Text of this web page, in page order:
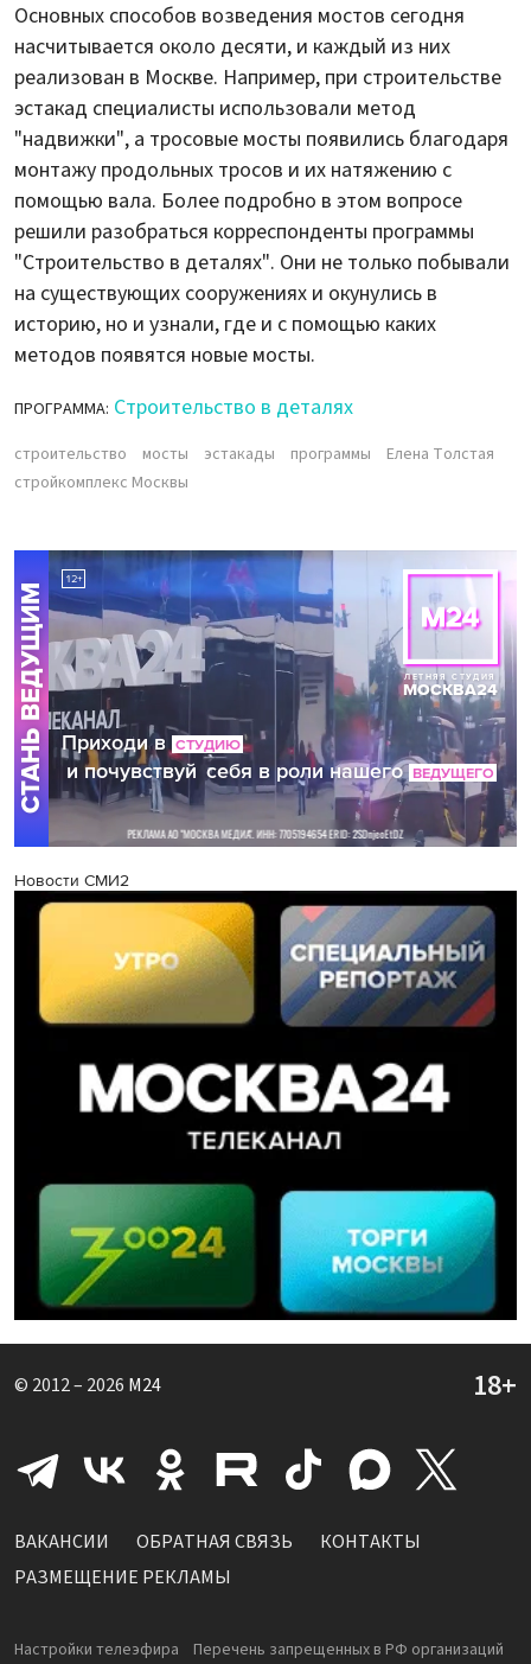
Основных способов возведения мостов сегодня
насчитывается около десяти, и каждый из них
реализован в Москве. Например, при строительстве
эстакад специалисты использовали метод
"надвижки", а тросовые мосты появились благодаря
монтажу продольных тросов и их натяжению с
помощью вала. Более подробно в этом вопросе
решили разобраться корреспонденты программы
"Строительство в деталях". Они не только побывали
на существующих сооружениях и окунулись в
историю, но и узнали, где и с помощью каких
методов появятся новые мосты.
ПРОГРАММА: Строительство в деталях
строительство мосты эстакады программы
Елена Толстая
стройкомплекс Москвы
Новости СМИ2
© 2012 – 2026 M24
ВАКАНСИИ ОБРАТНАЯ СВЯЗЬ
КОНТАКТЫ
РАЗМЕЩЕНИЕ РЕКЛАМЫ
Настройки телеэфира
Перечень запрещенных в РФ организаций